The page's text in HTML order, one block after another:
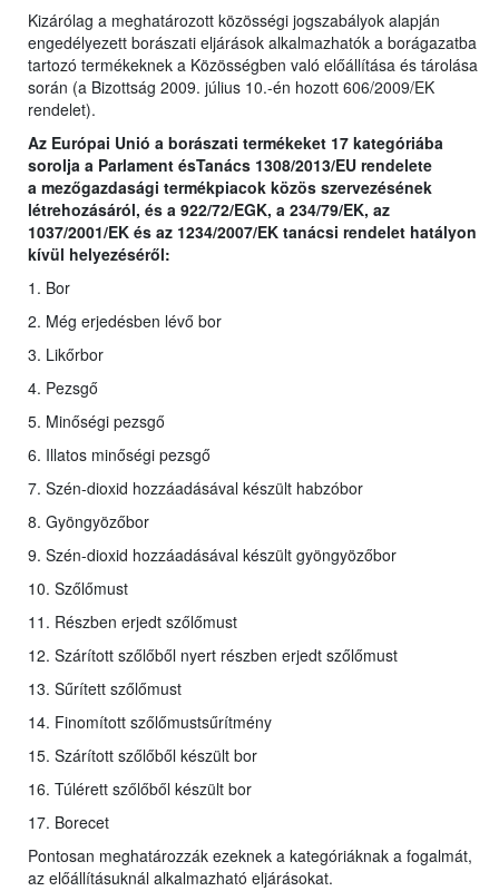
Kizárólag a meghatározott közösségi jogszabályok alapján
engedélyezett borászati eljárások alkalmazhatók a borágazatba
tartozó termékeknek a Közösségben való előállítása és tárolása
során (a Bizottság 2009. július 10.-én hozott 606/2009/EK
rendelet).
Az Európai Unió a borászati termékeket 17 kategóriába
sorolja a Parlament ésTanács 1308/2013/EU rendelete
a mezőgazdasági termékpiacok közös szervezésének
létrehozásáról, és a 922/72/EGK, a 234/79/EK, az
1037/2001/EK és az 1234/2007/EK tanácsi rendelet hatályon
kívül helyezéséről:
1. Bor
2. Még erjedésben lévő bor
3. Likőrbor
4. Pezsgő
5. Minőségi pezsgő
6. Illatos minőségi pezsgő
7. Szén-dioxid hozzáadásával készült habzóbor
8. Gyöngyözőbor
9. Szén-dioxid hozzáadásával készült gyöngyözőbor
10. Szőlőmust
11. Részben erjedt szőlőmust
12. Szárított szőlőből nyert részben erjedt szőlőmust
13. Sűrített szőlőmust
14. Finomított szőlőmustsűrítmény
15. Szárított szőlőből készült bor
16. Túlérett szőlőből készült bor
17. Borecet
Pontosan meghatározzák ezeknek a kategóriáknak a fogalmát,
az előállításuknál alkalmazható eljárásokat.